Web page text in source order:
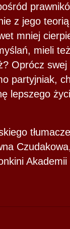
z jego
mniej
mieli
Oprócz
partyjniak,
lepszego